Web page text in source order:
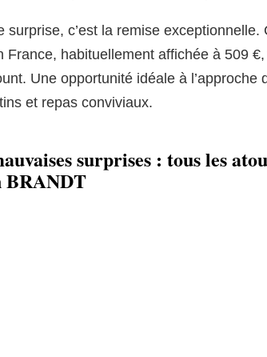
surprise, c’est la remise exceptionnelle.
France, habituellement affichée à 509
Une opportunité idéale à l’approche
et repas conviviaux.
surprises : tous les
BRANDT